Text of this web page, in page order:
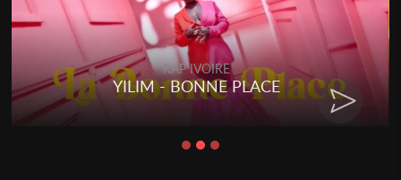
RAP IVOIRE
YILIM - BONNE PLACE